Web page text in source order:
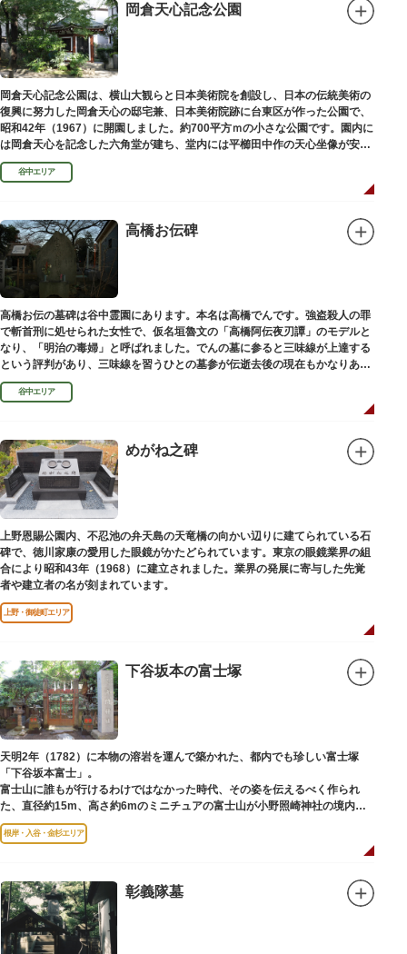
岡倉天心記念公園
岡倉天心記念公園は、横山大観らと日本美術院を創設し、日本の伝統美術の
復興に努力した岡倉天心の邸宅兼、日本美術院跡に台東区が作った公園で、
昭和42年（1967）に開園しました。約700平方ｍの小さな公園です。園内に
は岡倉天心を記念した六角堂が建ち、堂内には平櫛田中作の天心坐像が安置
されています。
谷中エリア
高橋お伝碑
高橋お伝の墓碑は谷中霊園にあります。本名は高橋でんです。強盗殺人の罪
で斬首刑に処せられた女性で、仮名垣魯文の「高橋阿伝夜刃譚」のモデルと
なり、「明治の毒婦」と呼ばれました。でんの墓に参ると三味線が上達する
という評判があり、三味線を習うひとの墓参が伝逝去後の現在もかなりある
といわれています。
谷中エリア
めがね之碑
上野恩賜公園内、不忍池の弁天島の天竜橋の向かい辺りに建てられている石
碑で、徳川家康の愛用した眼鏡がかたどられています。東京の眼鏡業界の組
合により昭和43年（1968）に建立されました。業界の発展に寄与した先覚
者や建立者の名が刻まれています。
上野・御徒町エリア
下谷坂本の富士塚
天明2年（1782）に本物の溶岩を運んで築かれた、都内でも珍しい富士塚
「下谷坂本富士」。
富士山に誰もが行けるわけではなかった時代、その姿を伝えるべく作られ
た、直径約15m、高さ約6mのミニチュアの富士山が小野照崎神社の境内に
あります。
一合目から順に十合目まで記されており、南無妙法と書かれた石碑や修験道
形民俗文化財に指定されています。
富士山に合わせて、お山開きが行われ、6月30日と1日には富士塚に登ること
ができます。
根岸・入谷・金杉エリア
彰義隊墓